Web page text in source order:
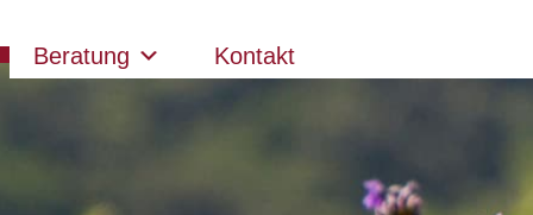
Beratung Kontakt